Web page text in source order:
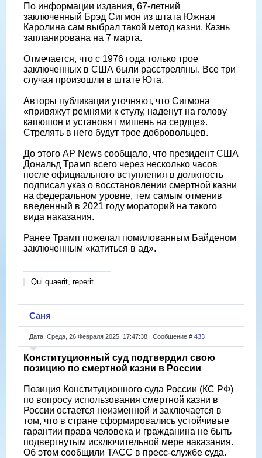
По информации издания, 67-летний
заключенный Брэд Сигмон из штата Южная
Каролина сам выбрал такой метод казни. Казнь
запланирована на 7 марта.
Отмечается, что с 1976 года только трое
заключенных в США были расстреляны. Все три
случая произошли в штате Юта.
Авторы публикации уточняют, что Сигмона
«привяжут ремнями к стулу, наденут на голову
капюшон и установят мишень на сердце».
Стрелять в него будут трое добровольцев.
До этого AP News сообщало, что президент США
Дональд Трамп всего через несколько часов
после официального вступления в должность
подписал указ о восстановлении смертной казни
на федеральном уровне, тем самым отменив
введенный в 2021 году мораторий на такого
вида наказания.
Ранее Трамп пожелал помилованным Байденом
заключенным «катиться в ад».
Qui quaerit, reperit
Саня
Дата: Среда, 26 Февраля 2025, 17:47:38 | Сообщение # 433
Конституционный суд подтвердил свою
позицию по смертной казни в России
Позиция Конституционного суда России (КС РФ)
по вопросу использования смертной казни в
России остается неизменной и заключается в
том, что в стране сформировались устойчивые
гарантии права человека и гражданина не быть
подвергнутым исключительной мере наказания.
Об этом сообщили ТАСС в пресс-службе суда.